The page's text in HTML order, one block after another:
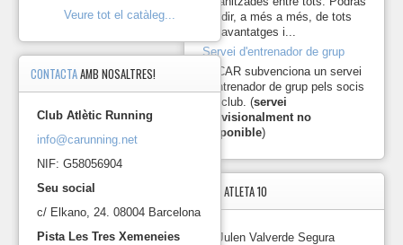
Veure tot el catàleg...
CONTACTAAMB NOSALTRES!
Club Atlètic Running
info@carunning.net
NIF: G58056904
Seu social
c/ Elkano, 24. 08004 Barcelona
Pista Les Tres Xemeneies
gaudir, a més a més, de tots
els avantatges i...
Servei d'entrenador de grup
El CAR subvenciona un servei
d'entrenador de grup pels socis
del club. (servei
provisionalment no
disponible)
ATLETA 10
Julen Valverde Segura